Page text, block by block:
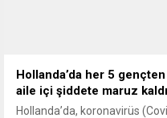
Hollanda’da her 5
aile içi şiddete maruz kaldı
Hollanda’da, koronavirüs